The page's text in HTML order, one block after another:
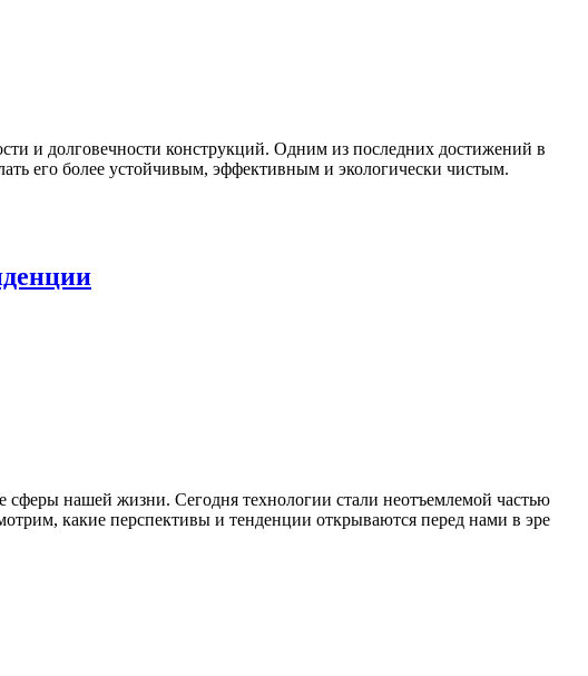
и долговечности конструкций. Одним из последних достижений в
его более устойчивым, эффективным и экологически чистым.
нашей жизни. Сегодня технологии стали неотъемлемой частью
какие перспективы и тенденции открываются перед нами в эре